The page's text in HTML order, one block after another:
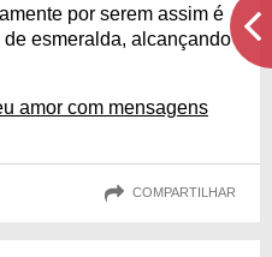
por serem assim é
esmeralda, alcançando
amor com mensagens
COMPARTILHAR